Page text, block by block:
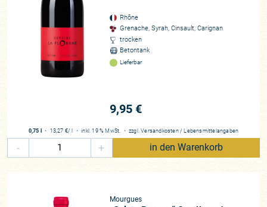
Rhône
Grenache, Syrah, Cinsault, Carignan
trocken
Betontank
Lieferbar
9,95 €
0,75 l ・ 13,27 €/ l ・inkl. 19 % MwSt. ・ zzgl.Versandkosten / Lebensmittelangaben
- + in den Warenkorb
Mourgues